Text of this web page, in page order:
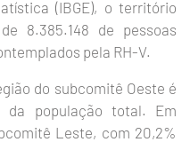
(IBGE), o território
8.385.148 de pessoas
pela RH-V.
do subcomitê Oeste é
da população total. Em
Leste, com 20,2%